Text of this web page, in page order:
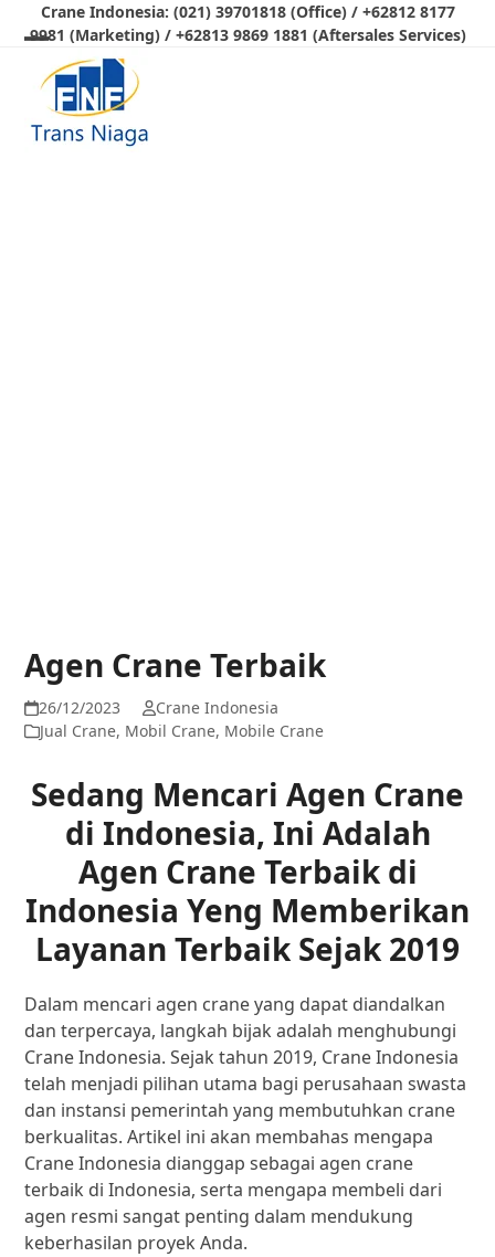
content
Crane Indonesia: (021) 39701818 (Office) / +62812 8177
9981 (Marketing) / +62813 9869 1881 (Aftersales Services)
Open
mobile
menu
Close
mobile
menu
Agen Crane Terbaik
26/12/2023
Crane Indonesia
Jual Crane, Mobil Crane, Mobile Crane
Sedang Mencari Agen Crane
di Indonesia, Ini Adalah
Agen Crane Terbaik di
Indonesia Yeng Memberikan
Layanan Terbaik Sejak 2019
Dalam mencari agen crane yang dapat diandalkan
dan terpercaya, langkah bijak adalah menghubungi
Crane Indonesia. Sejak tahun 2019, Crane Indonesia
telah menjadi pilihan utama bagi perusahaan swasta
dan instansi pemerintah yang membutuhkan crane
berkualitas. Artikel ini akan membahas mengapa
Crane Indonesia dianggap sebagai agen crane
terbaik di Indonesia, serta mengapa membeli dari
agen resmi sangat penting dalam mendukung
keberhasilan proyek Anda.